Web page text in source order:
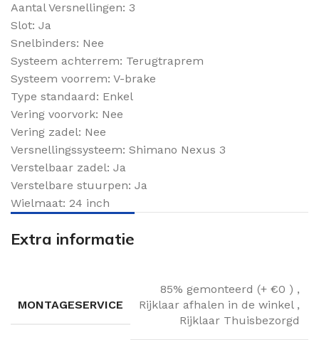
Aantal Versnellingen: 3
Slot: Ja
Snelbinders: Nee
Systeem achterrem: Terugtraprem
Systeem voorrem: V-brake
Type standaard: Enkel
Vering voorvork: Nee
Vering zadel: Nee
Versnellingssysteem: Shimano Nexus 3
Verstelbaar zadel: Ja
Verstelbare stuurpen: Ja
Wielmaat: 24 inch
Extra informatie
MONTAGESERVICE
85% gemonteerd (+ €0 ) ,
Rijklaar afhalen in de winkel ,
Rijklaar Thuisbezorgd